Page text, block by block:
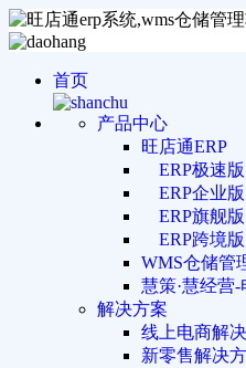
首页
产品中心
旺店通ERP
ERP极速版
ERP企业版
ERP旗舰版
ERP跨境版
WMS仓储管
慧策·慧经营
解决方案
线上电商解
新零售解决